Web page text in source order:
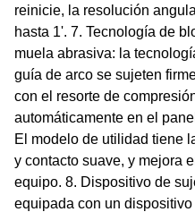
reinicie, la resolución
hasta 1'. 7. Tecnología de
muela abrasiva: la
guía de arco se sujeten
con el resorte de
automáticamente en el
El modelo de utilidad tiene
y contacto suave, y mejora
equipo. 8. Dispositivo de
equipada con un